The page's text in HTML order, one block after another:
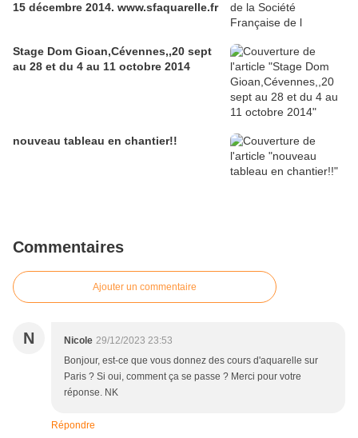
15 décembre 2014. www.sfaquarelle.fr
Stage Dom Gioan,Cévennes,,20 sept
au 28 et du 4 au 11 octobre 2014
nouveau tableau en chantier!!
Commentaires
Ajouter un commentaire
N Nicole 29/12/2023 23:53
Bonjour, est-ce que vous donnez des cours d'aquarelle sur
Paris ? Si oui, comment ça se passe ? Merci pour votre
réponse. NK
Répondre